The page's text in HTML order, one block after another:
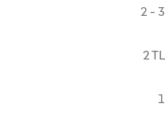
2 - 3
2 TL
1